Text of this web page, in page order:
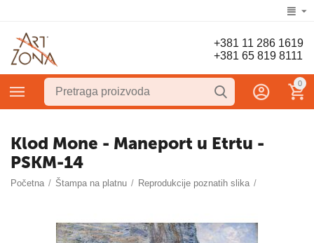
+381 11 286 1619
+381 65 819 8111
0
Klod Mone - Maneport u Etrtu -
PSKM-14
Početna / Štampa na platnu / Reprodukcije poznatih slika /